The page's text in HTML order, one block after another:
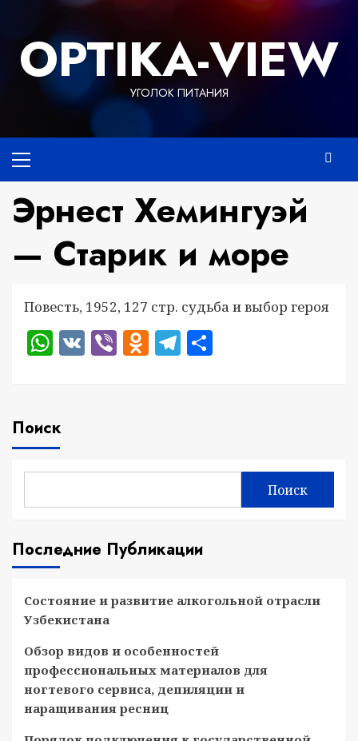
содержимому
OPTIKA-VIEW
УГОЛОК ПИТАНИЯ
меню
Эрнест Хемингуэй
— Старик и море
Повесть, 1952, 127 стр. судьба и выбор героя
WhatsApp
VKViberOdnoklassniki
Telegram
Поиск
Поиск
Последние Публикации
Состояние и развитие алкогольной отрасли
Узбекистана
Обзор видов и особенностей
профессиональных материалов для
ногтевого сервиса, депиляции и
наращивания ресниц